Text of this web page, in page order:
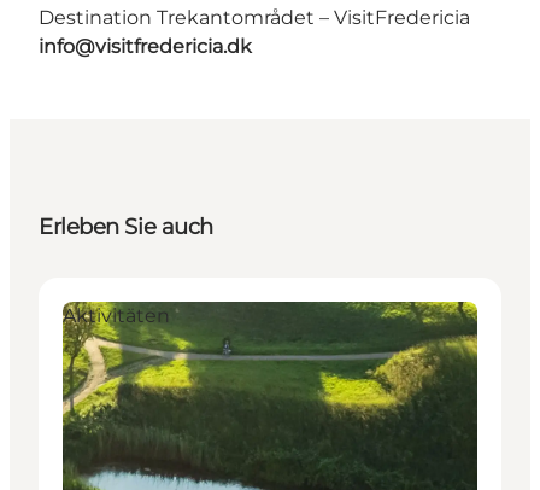
Destination Trekantområdet – VisitFredericia
info@visitfredericia.dk
Erleben Sie auch
Aktivitäten